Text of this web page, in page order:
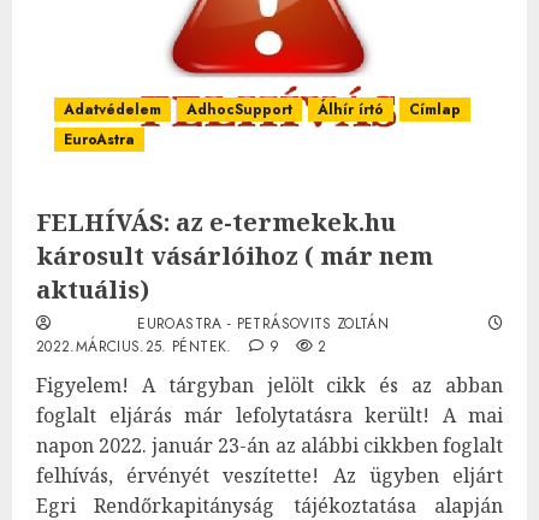
Adatvédelem AdhocSupport Álhír írtó
Címlap
EuroAstra
FELHÍVÁS: az e-termekek.hu
károsult vásárlóihoz ( már nem
aktuális)
EUROASTRA - PETRÁSOVITS ZOLTÁN
2022.MÁRCIUS.25. PÉNTEK.
9 2
Figyelem! A tárgyban jelölt cikk és az abban
foglalt eljárás már lefolytatásra került! A mai
napon 2022. január 23-án az alábbi cikkben foglalt
felhívás, érvényét veszítette! Az ügyben eljárt
Egri Rendőrkapitányság tájékoztatása alapján